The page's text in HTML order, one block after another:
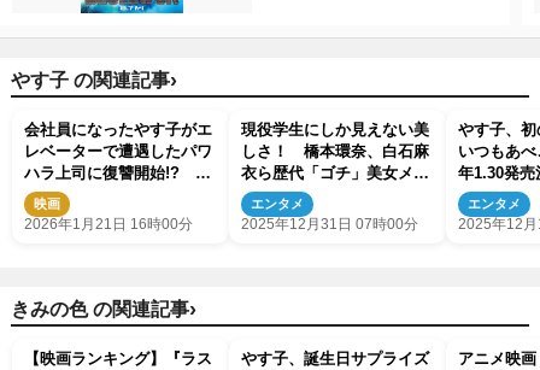
やす子 の関連記事›
会社員になったやす子がエ
レベーターで遭遇したパワ
ハラ上司に復讐開始!?
『HELP／復讐島』特別映
像解禁
映画
2026年1月21日 16時00分
現役学生にしか見えない美
しさ！ 橋本環奈、白石麻
衣ら歴代「ゴチ」美女メン
バーの制服姿に
エンタメ
2025年12月31日 07時00分
やす子、
いつもあ
年1.30発売
分のとき
す！」
エンタメ
2025年12
きみの色 の関連記事›
【映画ランキング】『ラス
やす子、誕生日サプライズ
アニメ映